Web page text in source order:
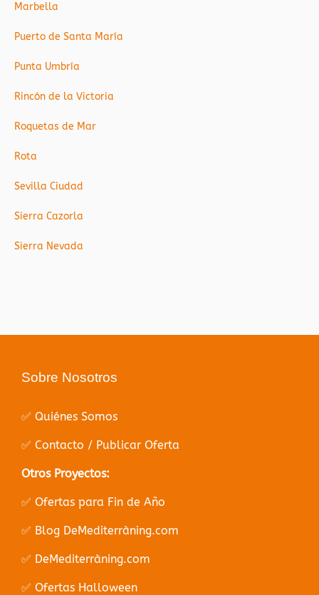
Marbella
Puerto de Santa María
Punta Umbría
Rincón de la Victoria
Roquetas de Mar
Rota
Sevilla Ciudad
Sierra Cazorla
Sierra Nevada
Sobre Nosotros
✅ Quiénes Somos
✅ Contacto / Publicar Oferta
Otros Proyectos:
✅ Ofertas para Fin de Año
✅ Blog DeMediterràning.com
✅ DeMediterràning.com
✅ Ofertas Halloween